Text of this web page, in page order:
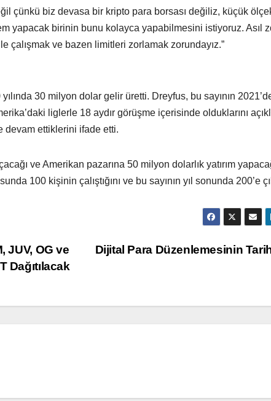
çünkü biz devasa bir kripto para borsası değiliz, küçük
yapacak birinin bunu kolayca yapabilmesini istiyoruz. Asıl
çalışmak ve bazen limitleri zorlamak zorundayız.”
30 milyon dolar gelir üretti. Dreyfus, bu sayının
liglerle 18 aydır görüşme içerisinde olduklarını
devam ettiklerini ifade etti.
ve Amerikan pazarına 50 milyon dolarlık yatırım
100 kişinin çalıştığını ve bu sayının yıl sonunda 200’e
Dijital Para Düzenlemesinin
JUV, OG ve
Dağıtılacak